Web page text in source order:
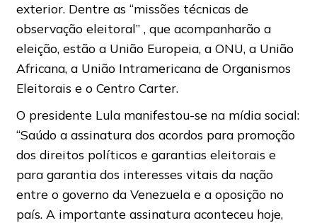
exterior. Dentre as “missões técnicas de
observação eleitoral” , que acompanharão a
eleição, estão a União Europeia, a ONU, a União
Africana, a União Intramericana de Organismos
Eleitorais e o Centro Carter.
O presidente Lula manifestou-se na mídia social:
“Saúdo a assinatura dos acordos para promoção
dos direitos políticos e garantias eleitorais e
para garantia dos interesses vitais da nação
entre o governo da Venezuela e a oposição no
país. A importante assinatura aconteceu hoje,